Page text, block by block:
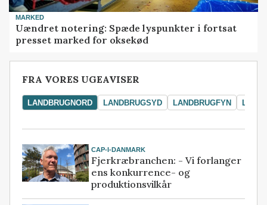
MARKED
Uændret notering: Spæde lyspunkter i fortsat
presset marked for oksekød
FRA VORES UGEAVISER
LANDBRUGNORD LANDBRUGSYD LANDBRUGFYN
CAP-I-DANMARK
Fjerkræbranchen: - Vi forlanger
ens konkurrence- og
produktionsvilkår